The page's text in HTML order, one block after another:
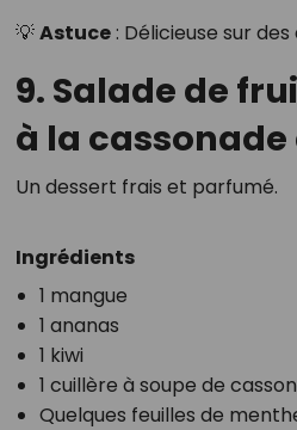
💡Astuce: Délicieuse sur
9. Salade de
à la
Un dessert frais et parfumé.
Ingrédients
1 mangue
1 ananas
1 kiwi
1 cuillère à soupe de
Quelques feuilles de